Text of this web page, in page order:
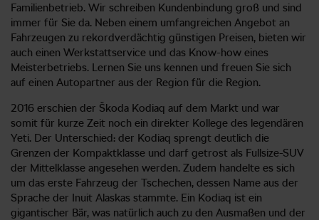
Familienbetrieb. Wir schreiben Kundenbindung groß und sind
immer für Sie da. Neben einem umfangreichen Angebot an
Fahrzeugen zu rekordverdächtig günstigen Preisen, bieten wir
auch einen Werkstattservice und das Know-how eines
Meisterbetriebs. Lernen Sie uns kennen und freuen Sie sich
auf einen Autopartner aus der Region für die Region.
2016 erschien der Škoda Kodiaq auf dem Markt und war
somit für kurze Zeit noch ein direkter Kollege des legendären
Yeti. Der Unterschied: der Kodiaq sprengt deutlich die
Grenzen der Kompaktklasse und darf getrost als Fullsize-SUV
der Mittelklasse angesehen werden. Zudem handelte es sich
um das erste Fahrzeug der Tschechen, dessen Name aus der
Sprache der Inuit Alaskas stammte. Ein Kodiaq ist ein
gigantischer Bär, was natürlich auch zu den Ausmaßen und der